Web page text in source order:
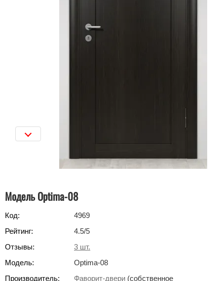
Модель Optima-08
Код:
4969
Рейтинг:
4.5/5
Отзывы:
3 шт.
Модель:
Optima-08
Производитель:
Фаворит-двери (собственное